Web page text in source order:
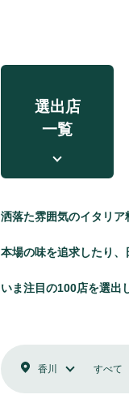
選出店
一覧
洒落た雰囲気のイタリア
本場の味を追求したり、
いま注目の100店を選出
香川 すべて